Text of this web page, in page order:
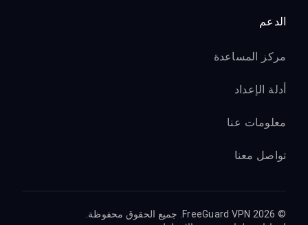
الدعم
مركز المساعدة
أدلة الإعداد
معلومات عنا
تواصل معنا
© 2026 FreeGuard VPN. جميع الحقوق محفوظة.